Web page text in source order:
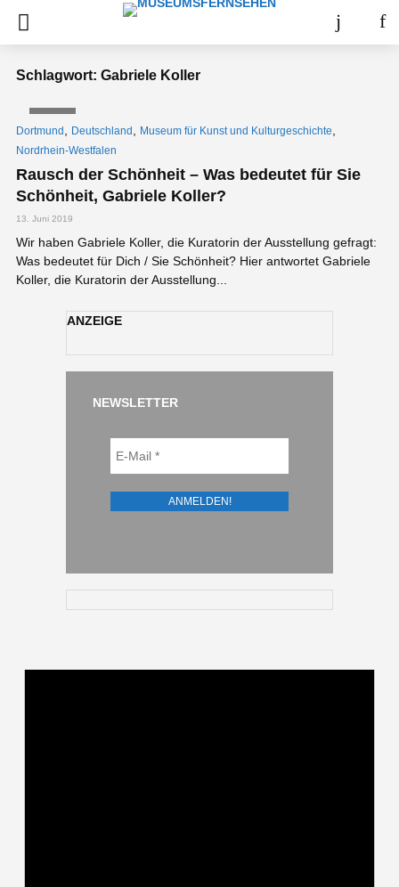
Schlagwort: Gabriele Koller
Dortmund Deutschland Museum für Kunst und Kulturgeschichte
Nordrhein-Westfalen
Rausch der Schönheit – Was bedeutet für Sie
Schönheit, Gabriele Koller?
13. Juni 2019
Wir haben Gabriele Koller, die Kuratorin der Ausstellung gefragt:
Was bedeutet für Dich / Sie Schönheit? Hier antwortet Gabriele
Koller, die Kuratorin der Ausstellung...
ANZEIGE
NEWSLETTER